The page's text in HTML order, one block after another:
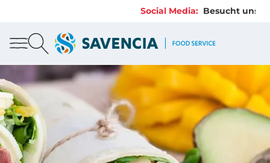
Social Media: Besucht uns